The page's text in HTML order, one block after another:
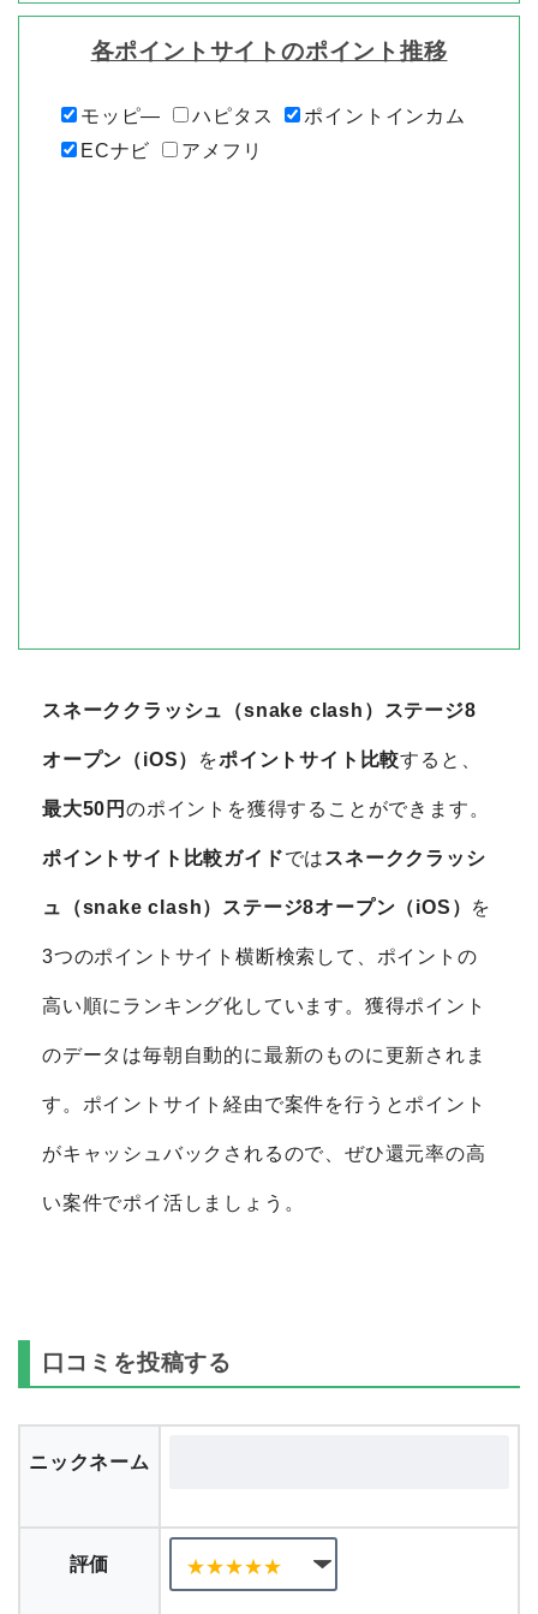
各ポイントサイトのポイント推移
モッピ― ハピタス
ポイントインカム
ECナビ
アメフリ
スネーククラッシュ（snake clash）ステージ8
オープン（iOS） をポイントサイト比較すると、
最大50円 のポイントを獲得することができます。
ポイントサイト比較ガイドでは スネーククラッシ
ュ（snake clash）ステージ8オープン（iOS） を
3つのポイントサイト横断検索して、ポイントの
高い順にランキング化しています。獲得ポイント
のデータは毎朝自動的に最新のものに更新されま
す。ポイントサイト経由で案件を行うとポイント
がキャッシュバックされるので、ぜひ還元率の高
い案件でポイ活しましょう。
口コミを投稿する
ニックネーム
評価